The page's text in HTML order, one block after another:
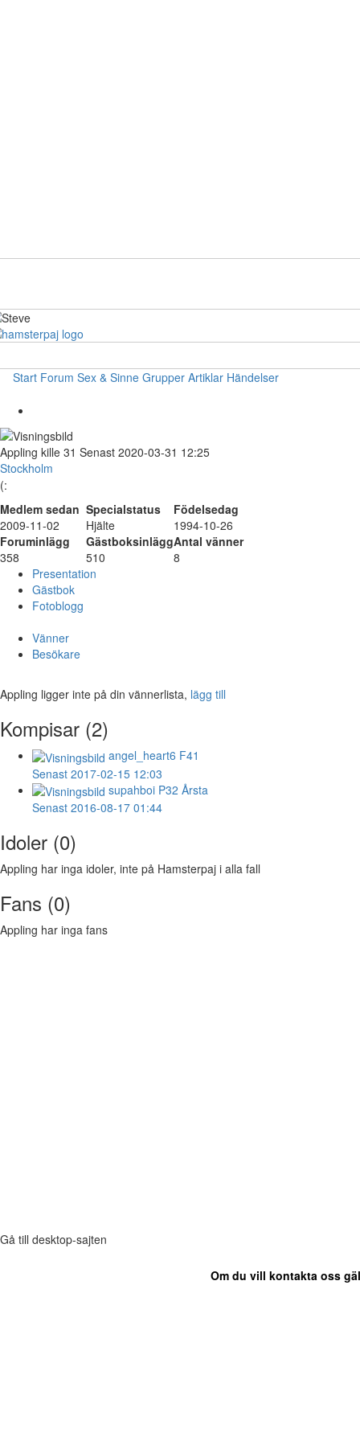
Start Forum Sex & Sinne Grupper Artiklar Händelser
Appling kille 31 Senast 2020-03-31 12:25
Stockholm
(:
Medlem sedan Specialstatus
Födelsedag
2009-11-02
Hjälte
1994-10-26
Foruminlägg
GästboksinläggAntal vänner
358
510
8
Presentation
Gästbok
Fotoblogg
Vänner
Besökare
Appling ligger inte på din vännerlista, lägg till
Kompisar (2)
angel_heart6 F41
Senast 2017-02-15 12:03
supahboi P32 Årsta
Senast 2016-08-17 01:44
Idoler (0)
Appling har inga idoler, inte på Hamsterpaj i alla fall
Fans (0)
Appling har inga fans
Gå till desktop-sajten
Om du vill kontakta oss